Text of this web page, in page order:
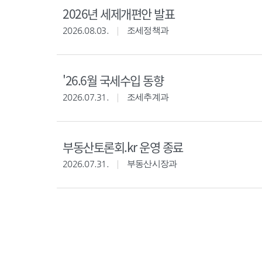
2026년 세제개편안 발표
2026.08.03. 조세정책과
'26.6월 국세수입 동향
2026.07.31. 조세추계과
부동산토론회.kr 운영 종료
2026.07.31. 부동산시장과